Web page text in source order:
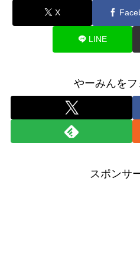
X
LINE
やーみんを
スポンサ